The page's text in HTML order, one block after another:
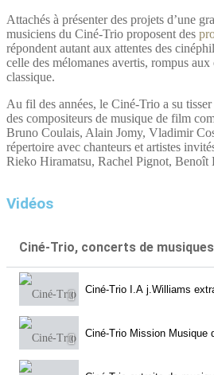
Attachés à présenter des projets d’une
musiciens du Ciné-Trio proposent des
répondent autant aux attentes des
celle des mélomanes avertis, rompus
classique.
Au fil des années, le Ciné-Trio a su
des compositeurs de musique de film
Bruno Coulais, Alain Jomy, Vladimir
répertoire avec chanteurs et artistes
Rieko Hiramatsu, Rachel Pignot, Benoît
Vidéos
Ciné-Trio, concerts de
Ciné-Trio I.A j.Williams
Ciné-Trio Mission Musique